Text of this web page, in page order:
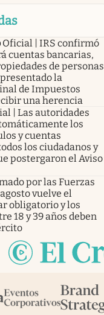
Oficial | IRS confirmó
cuentas bancarias,
de personas
la
de Impuestos
una herencia
| Las autoridades
los
y cuentas
los ciudadanos y
postergaron el Aviso
por las Fuerzas
vuelve el
obligatorio y los
18 y 39 años deben